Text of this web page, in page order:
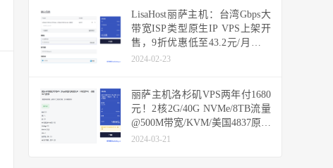
LisaHost丽萨主机：台湾Gbps大
带宽ISP类型原生IP VPS上架开
售，9折优惠低至43.2元/月，年
付款366元，推荐作为落地机用
2024-02-23
丽萨主机洛杉矶VPS两年付1680
元！2核2G/40G NVMe/8TB流量
@500M带宽/KVM/美国4837原生
IP，48h内可退款
2024-03-21